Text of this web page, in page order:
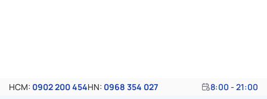
định của Đại sứ quán.